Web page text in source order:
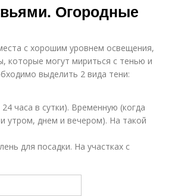
Огородные
с хорошим уровнем освещения,
которые могут мириться с тенью и
выделить 2 вида тени:
часа в сутки). Временную (когда
утром, днем и вечером). На такой
для посадки. На участках с